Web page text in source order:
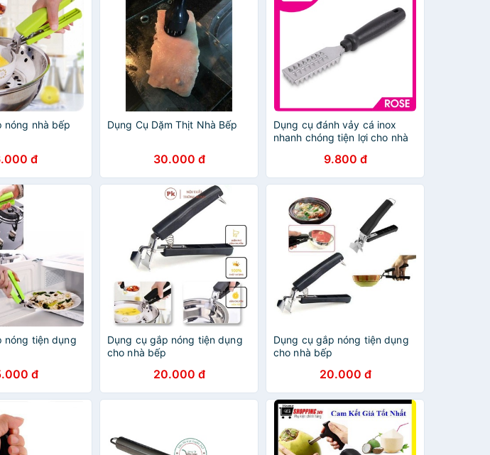
nóng nhà bếp
đ
Dụng Cụ Dặm Thịt Nhà Bếp
30.000 đ
Dụng cụ đánh vảy cá inox
nhanh chóng tiện lợi cho nhà
9.800 đ
nóng tiện dụng
đ
Dụng cụ gắp nóng tiện dụng
cho nhà bếp
20.000 đ
Dụng cụ gắp nóng tiện dụng
cho nhà bếp
20.000 đ